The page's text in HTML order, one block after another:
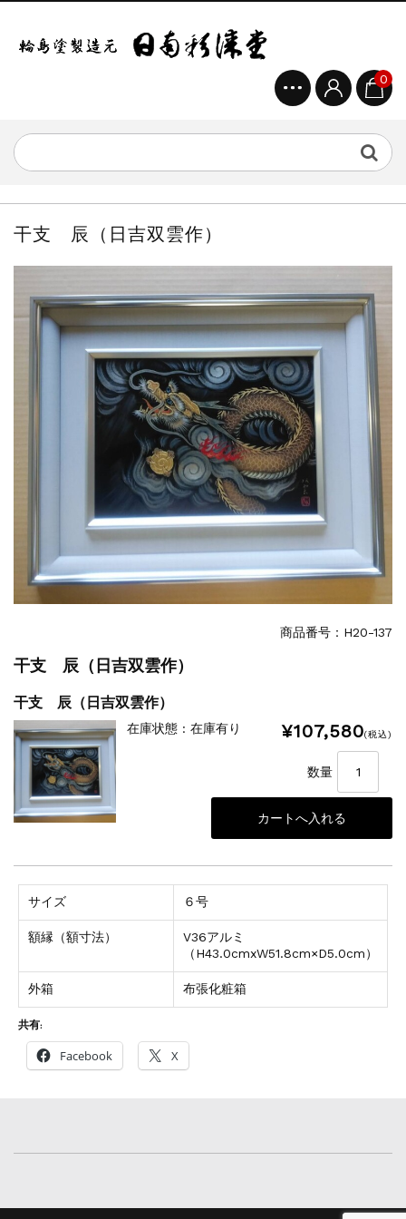
0
干支 辰（日吉双雲作）
商品番号：H20-137
干支 辰（日吉双雲作）
干支 辰（日吉双雲作）
在庫状態 : 在庫有り ¥107,580(税込)
数量
サイズ ６号
額縁（額寸法）
V36アルミ
（H43.0cmxW51.8cm×D5.0cm）
外箱 布張化粧箱
共有:
Facebook X